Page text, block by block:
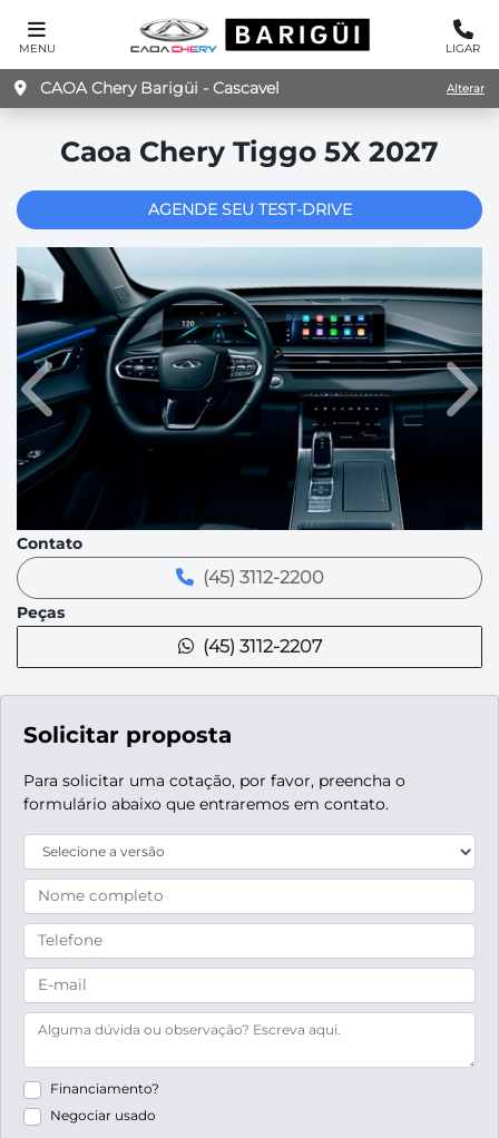
MENU LIGAR
CAOA Chery Barigüi - Cascavel Alterar
Caoa Chery Tiggo 5X 2027
AGENDE SEU TEST-DRIVE
Solicitar proposta
Para solicitar uma cotação, por favor, preencha o
formulário abaixo que entraremos em contato.
Financiamento?
Negociar usado
Anterior
Contato
(45) 3112-2200
Peças
(45) 3112-2207